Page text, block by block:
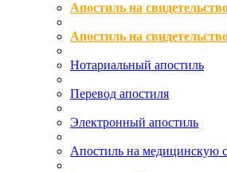
Апостиль на
Апостиль на
Нотариальный апостиль
Перевод апостиля
Электронный апостиль
Апостиль на медицинскую